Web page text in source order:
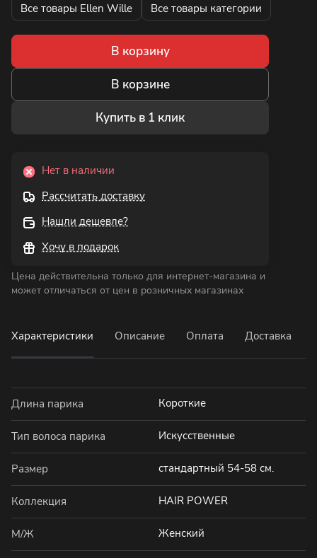
Все товары Ellen Wille Все товары категории
В корзину
В корзине
Купить в 1 клик
Нет в наличии
Рассчитать доставку
Нашли дешевле?
Хочу в подарок
Цена действительна только для интернет-магазина и
может отличаться от цен в розничных магазинах
Характеристики Описание Оплата Доставка
Длина парика Короткие
Тип волоса парика Искусственные
Размер стандартный 54-58 см.
Коллекция HAIR POWER
М/Ж Женский